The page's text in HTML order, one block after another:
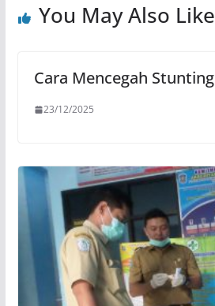
You May Also Like
Cara Mencegah Stunting
23/12/2025